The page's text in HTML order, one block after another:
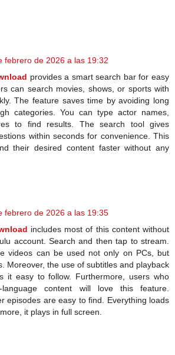
febrero de 2026 a las 19:32
provides a smart search bar for easy
can search movies, shows, or sports with
The feature saves time by avoiding long
categories. You can type actor names,
to find results. The search tool gives
within seconds for convenience. This
their desired content faster without any
febrero de 2026 a las 19:35
includes most of this content without
account. Search and then tap to stream.
videos can be used not only on PCs, but
Moreover, the use of subtitles and playback
it easy to follow. Furthermore, users who
language content will love this feature.
episodes are easy to find. Everything loads
it plays in full screen.